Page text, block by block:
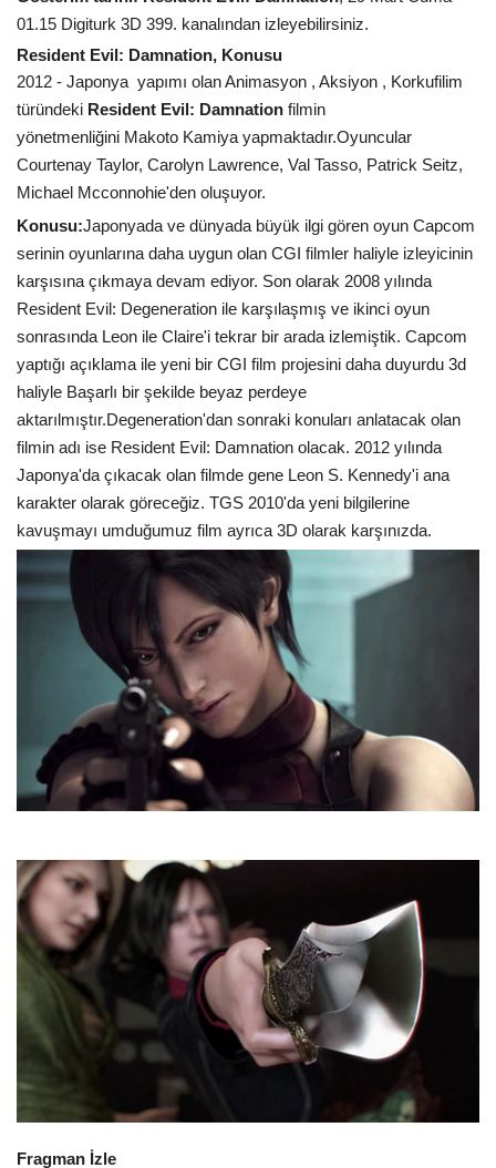
01.15 Digiturk 3D 399. kanalından izleyebilirsiniz.
Resident Evil: Damnation, Konusu
2012 - Japonya yapımı olan Animasyon , Aksiyon , Korkufilim
türündeki Resident Evil: Damnation filmin
yönetmenliğini Makoto Kamiya yapmaktadır.Oyuncular
Courtenay Taylor, Carolyn Lawrence, Val Tasso, Patrick Seitz,
Michael Mcconnohie'den oluşuyor.
Konusu:Japonyada ve dünyada büyük ilgi gören oyun Capcom
serinin oyunlarına daha uygun olan CGI filmler haliyle izleyicinin
karşısına çıkmaya devam ediyor. Son olarak 2008 yılında
Resident Evil: Degeneration ile karşılaşmış ve ikinci oyun
sonrasında Leon ile Claire'i tekrar bir arada izlemiştik. Capcom
yaptığı açıklama ile yeni bir CGI film projesini daha duyurdu 3d
haliyle Başarlı bir şekilde beyaz perdeye
aktarılmıştır.Degeneration'dan sonraki konuları anlatacak olan
filmin adı ise Resident Evil: Damnation olacak. 2012 yılında
Japonya'da çıkacak olan filmde gene Leon S. Kennedy'i ana
karakter olarak göreceğiz. TGS 2010'da yeni bilgilerine
kavuşmayı umduğumuz film ayrıca 3D olarak karşınızda.
Fragman İzle